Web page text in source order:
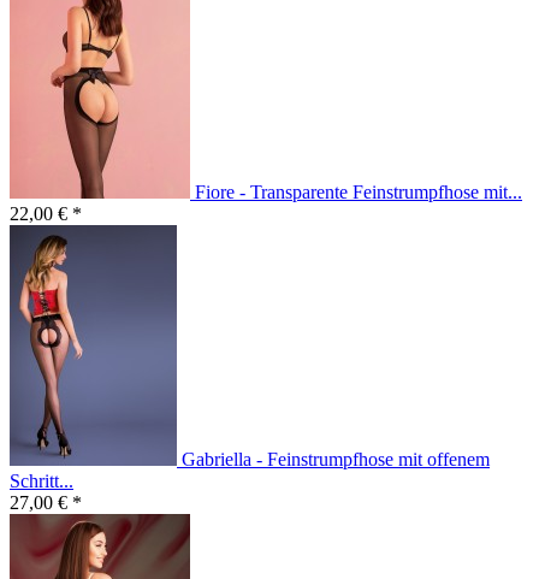
Fiore - Transparente Feinstrumpfhose mit...
22,00 € *
Gabriella - Feinstrumpfhose mit offenem
Schritt...
27,00 € *